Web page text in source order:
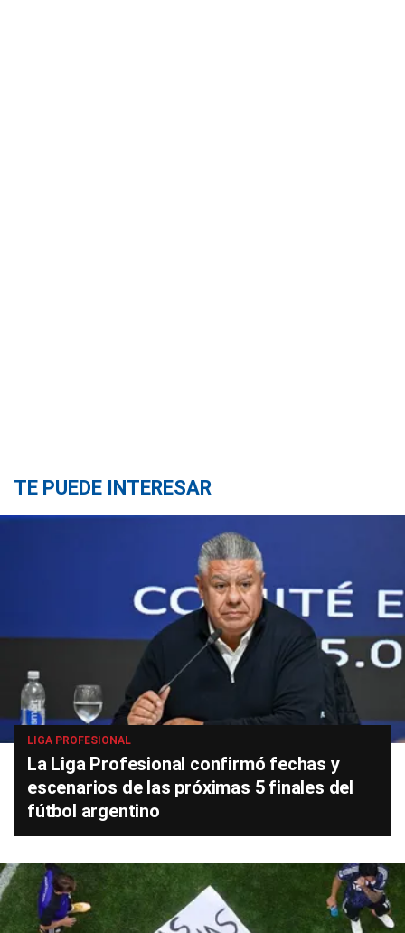
TE PUEDE INTERESAR
LIGA PROFESIONAL
La Liga Profesional confirmó fechas y
escenarios de las próximas 5 finales del
fútbol argentino